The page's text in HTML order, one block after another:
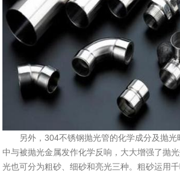
另外，304不锈钢抛光管的化学成分及抛光
中与被抛光金属发作化学反响，大大增强了抛
光也可分为粗砂、细砂和亮光三种。粗砂运用